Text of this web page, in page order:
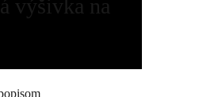
výšivka na